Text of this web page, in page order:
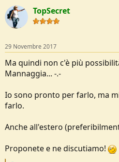
c
t
i
o
s
:
TopSecret
29 Novembre 2017
Ma quindi non c'è più
Mannaggia... -.-
Io sono pronto per farlo, ma
farlo.
Anche all'estero
Proponete e ne discutiamo!